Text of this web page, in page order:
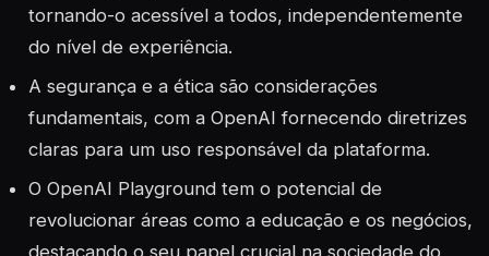
tornando-o acessível a todos, independentemente
do nível de experiência.
A segurança e a ética são considerações
fundamentais, com a OpenAI fornecendo diretrizes
claras para um uso responsável da plataforma.
O OpenAI Playground tem o potencial de
revolucionar áreas como a educação e os negócios,
destacando o seu papel crucial na sociedade do